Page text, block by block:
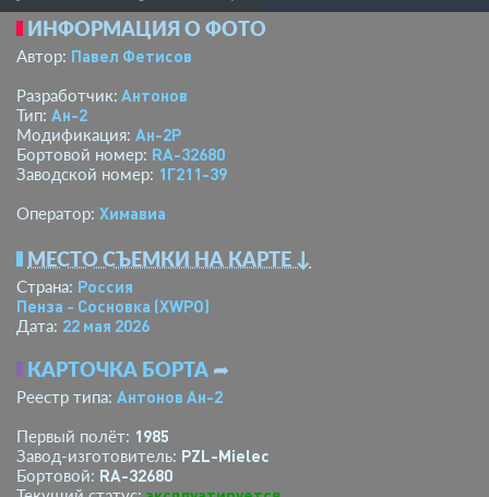
ИНФОРМАЦИЯ О ФОТО
Автор: Павел Фетисов
Разработчик: Антонов
Тип: Ан-2
Модификация: Ан-2Р
Бортовой номер: RA-32680
Заводской номер: 1Г211-39
Оператор: Химавиа
МЕСТО СЪЕМКИ НА КАРТЕ ↓
Страна: Россия
Пенза - Сосновка (XWPO)
Дата: 22 мая 2026
КАРТОЧКА БОРТА ➦
Реестр типа: Антонов Ан-2
Первый полёт: 1985
Завод-изготовитель: PZL-Mielec
Бортовой: RA-32680